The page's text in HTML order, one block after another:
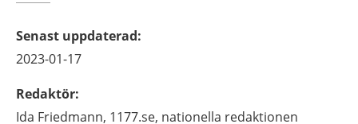
Senast uppdaterad:
2023-01-17
Redaktör:
Ida Friedmann, 1177.se, nationella redaktionen